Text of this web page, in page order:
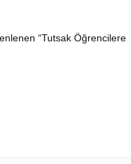
“Tutsak Öğrencilere